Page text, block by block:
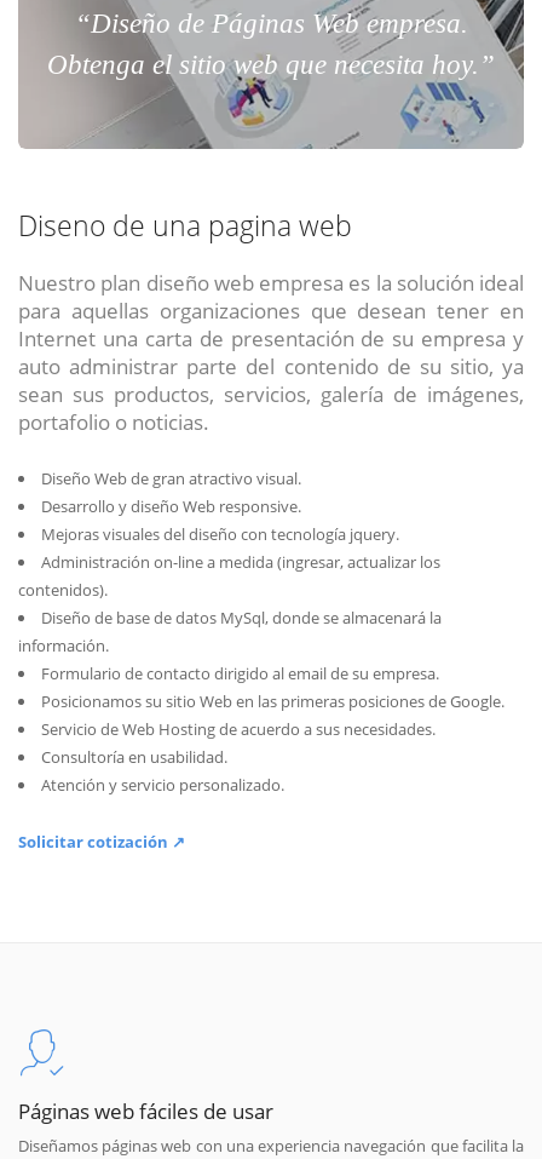
“Diseño de Páginas Web empresa.
Obtenga el sitio web que necesita hoy.”
Diseno de una pagina web
Nuestro plan diseño web empresa es la solución ideal
para aquellas organizaciones que desean tener en
Internet una carta de presentación de su empresa y
auto administrar parte del contenido de su sitio, ya
sean sus productos, servicios, galería de imágenes,
portafolio o noticias.
Diseño Web de gran atractivo visual.
Desarrollo y diseño Web responsive.
Mejoras visuales del diseño con tecnología jquery.
Administración on-line a medida (ingresar, actualizar los
contenidos).
Diseño de base de datos MySql, donde se almacenará la
información.
Formulario de contacto dirigido al email de su empresa.
Posicionamos su sitio Web en las primeras posiciones de Google.
Servicio de Web Hosting de acuerdo a sus necesidades.
Consultoría en usabilidad.
Atención y servicio personalizado.
Solicitar cotización ↗
Páginas web fáciles de usar
Diseñamos páginas web con una experiencia navegación que facilita la